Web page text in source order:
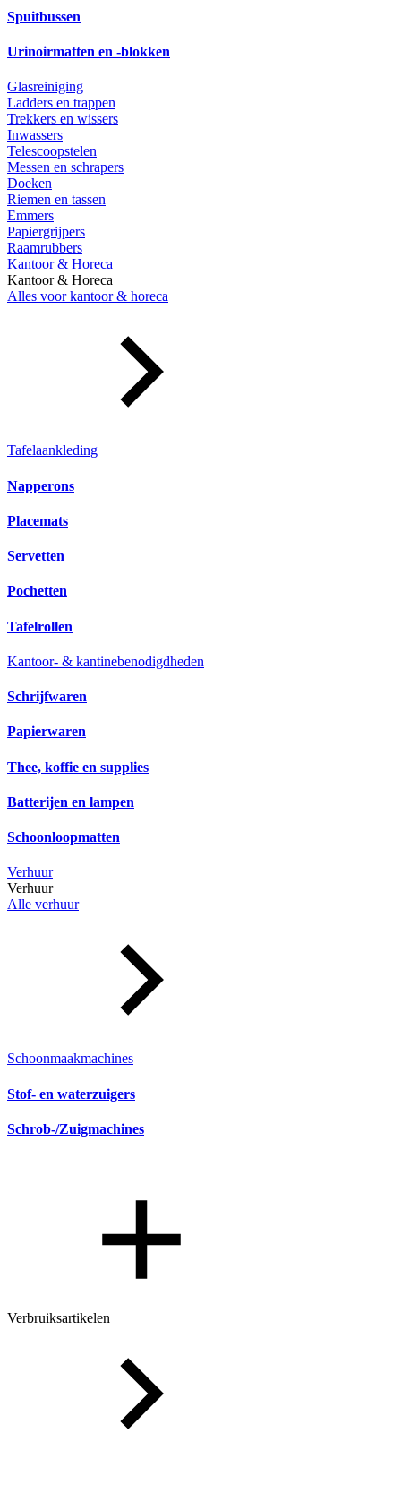
Spuitbussen
Urinoirmatten en -blokken
Glasreiniging
Ladders en trappen
Trekkers en wissers
Inwassers
Telescoopstelen
Messen en schrapers
Doeken
Riemen en tassen
Emmers
Papiergrijpers
Raamrubbers
Kantoor & Horeca
Kantoor & Horeca
Alles voor kantoor & horeca
Tafelaankleding
Napperons
Placemats
Servetten
Pochetten
Tafelrollen
Kantoor- & kantinebenodigdheden
Schrijfwaren
Papierwaren
Thee, koffie en supplies
Batterijen en lampen
Schoonloopmatten
Verhuur
Verhuur
Alle verhuur
Schoonmaakmachines
Stof- en waterzuigers
Schrob-/Zuigmachines
Verbruiksartikelen